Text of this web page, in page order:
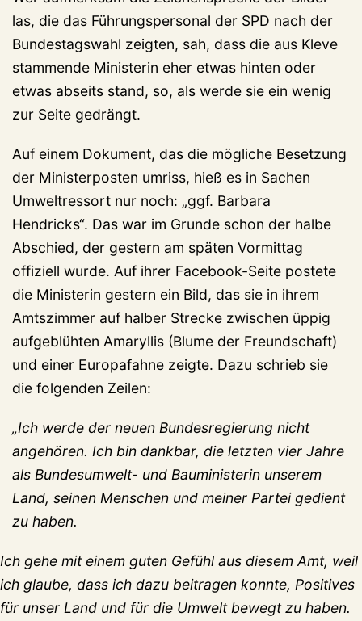
las, die das Führungspersonal der SPD nach der
Bundestagswahl zeigten, sah, dass die aus Kleve
stammende Ministerin eher etwas hinten oder
etwas abseits stand, so, als werde sie ein wenig
zur Seite gedrängt.
Auf einem Dokument, das die mögliche Besetzung
der Ministerposten umriss, hieß es in Sachen
Umweltressort nur noch: „ggf. Barbara
Hendricks“. Das war im Grunde schon der halbe
Abschied, der gestern am späten Vormittag
offiziell wurde. Auf ihrer Facebook-Seite postete
die Ministerin gestern ein Bild, das sie in ihrem
Amtszimmer auf halber Strecke zwischen üppig
aufgeblühten Amaryllis (Blume der Freundschaft)
und einer Europafahne zeigte. Dazu schrieb sie
die folgenden Zeilen:
„Ich werde der neuen Bundesregierung nicht
angehören. Ich bin dankbar, die letzten vier Jahre
als Bundesumwelt- und Bauministerin unserem
Land, seinen Menschen und meiner Partei gedient
zu haben.
Ich gehe mit einem guten Gefühl aus diesem Amt, weil
ich glaube, dass ich dazu beitragen konnte, Positives
für unser Land und für die Umwelt bewegt zu haben.